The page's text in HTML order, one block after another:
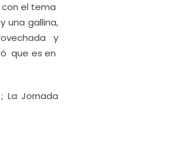
con el tema
una gallina,
y
que es en
La Jornada